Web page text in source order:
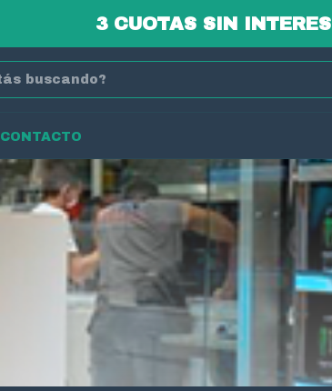
3 CUOTAS SIN INTERES
CONTACTO